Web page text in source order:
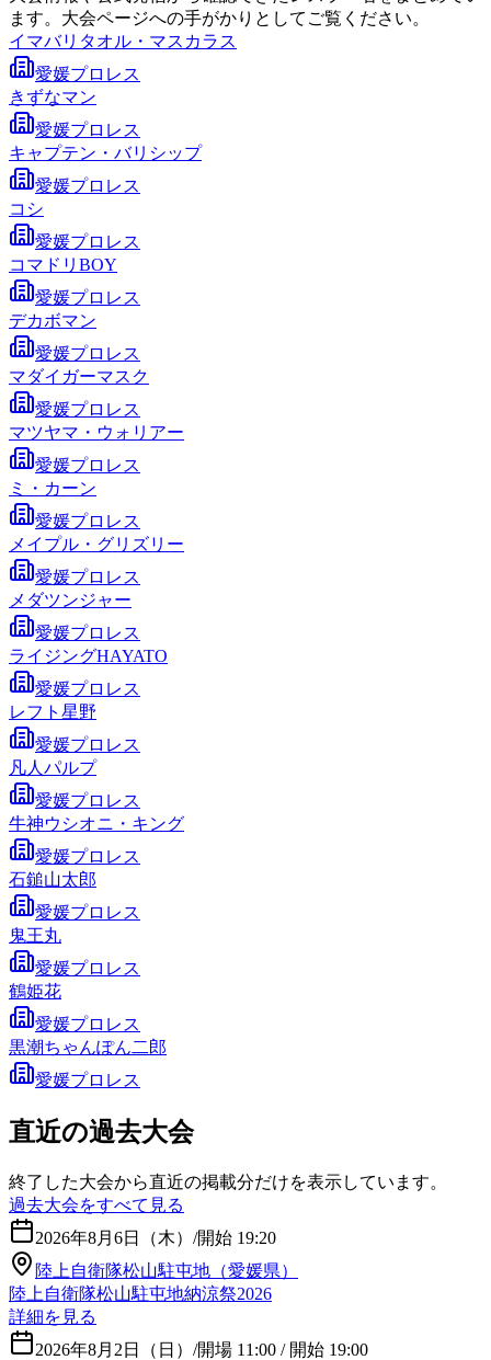
ます。大会ページへの手がかりとしてご覧ください。
イマバリタオル・マスカラス
愛媛プロレス
きずなマン
愛媛プロレス
キャプテン・バリシップ
愛媛プロレス
コシ
愛媛プロレス
コマドリBOY
愛媛プロレス
デカボマン
愛媛プロレス
マダイガーマスク
愛媛プロレス
マツヤマ・ウォリアー
愛媛プロレス
ミ・カーン
愛媛プロレス
メイプル・グリズリー
愛媛プロレス
メダツンジャー
愛媛プロレス
ライジングHAYATO
愛媛プロレス
レフト星野
愛媛プロレス
凡人パルプ
愛媛プロレス
牛神ウシオニ・キング
愛媛プロレス
石鎚山太郎
愛媛プロレス
鬼王丸
愛媛プロレス
鶴姫花
愛媛プロレス
黒潮ちゃんぽん二郎
愛媛プロレス
直近の過去大会
終了した大会から直近の掲載分だけを表示しています。
過去大会をすべて見る
2026年8月6日（木） /開始 19:20
陸上自衛隊松山駐屯地（愛媛県）
陸上自衛隊松山駐屯地納涼祭2026
詳細を見る
2026年8月2日（日） /開場 11:00 / 開始 19:00